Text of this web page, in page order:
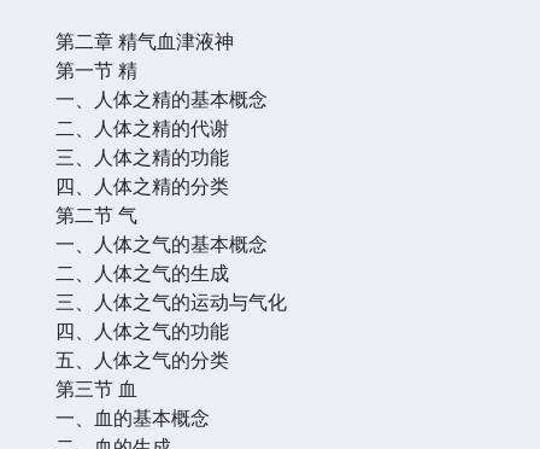
第二章 精气血津液神
第一节 精
一、人体之精的基本概念
二、人体之精的代谢
三、人体之精的功能
四、人体之精的分类
第二节 气
一、人体之气的基本概念
二、人体之气的生成
三、人体之气的运动与气化
四、人体之气的功能
五、人体之气的分类
第三节 血
一、血的基本概念